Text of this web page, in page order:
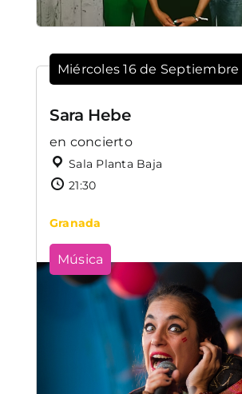
Miércoles 16 de Septiembre
Sara Hebe
en concierto
Sala Planta Baja
21:30
Granada
Música